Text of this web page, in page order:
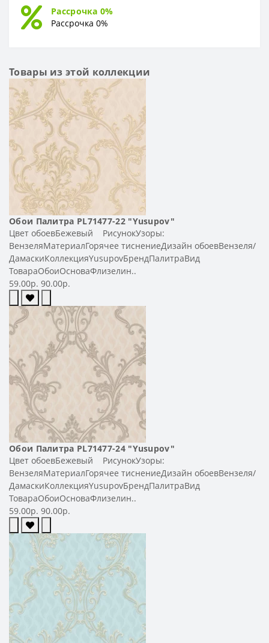
Рассрочка 0%
Рассрочка 0%
Товары из этой коллекции
Обои Палитра PL71477-22 "Yusupov"
Цвет обоевБежевый РисунокУзоры:
ВензеляМатериалГорячее тиснениеДизайн обоевВензеля/
ДамаскиКоллекцияYusupovБрендПалитраВид
ТовараОбоиОсноваФлизелин..
59.00р. 90.00р.
Обои Палитра PL71477-24 "Yusupov"
Цвет обоевБежевый РисунокУзоры:
ВензеляМатериалГорячее тиснениеДизайн обоевВензеля/
ДамаскиКоллекцияYusupovБрендПалитраВид
ТовараОбоиОсноваФлизелин..
59.00р. 90.00р.